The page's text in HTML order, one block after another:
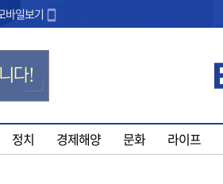
바일보기
정치 경제해양 문화 라이프